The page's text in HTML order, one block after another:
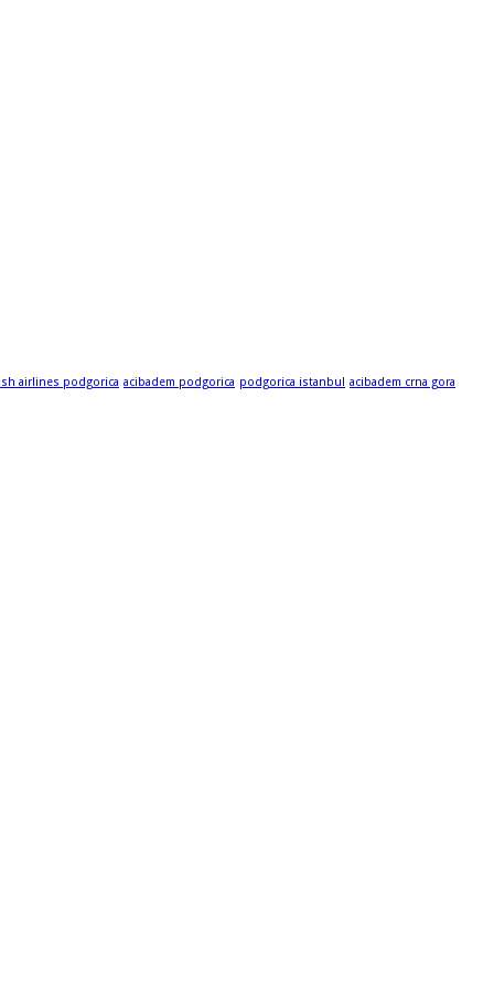
airlines podgorica acibadem podgorica podgorica istanbul acibadem crna gora